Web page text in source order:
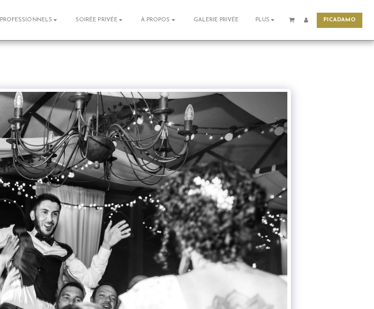
PROFESSIONNELS SOIRÉE PRIVÉE À PROPOS GALERIE PRIVÉE PLUS PICADAMO